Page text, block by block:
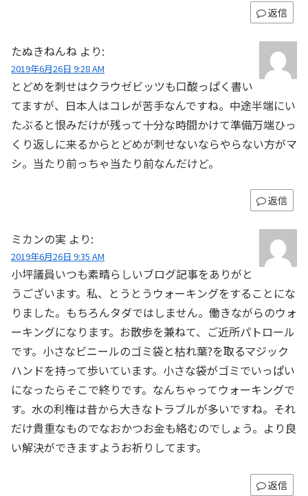
返信
たぬきねんね より:
2019年6月26日 9:28 AM
とどめを刺せはクラウゼビッツも口酸っぱく書い
てますが、日本人はコレが苦手なんですね。中途半端にい
たぶると恨みだけが残って十分な時間かけて準備万端ひっ
くり返しに来るからとどめが刺せないならやらない方がマ
シ。当たり前っちゃ当たり前なんだけど。
返信
ミカンの実 より:
2019年6月26日 9:35 AM
小坪議員いつも素晴らしいブログ記事をありがと
うございます。私、とうとうウォーキングをすることにな
りました。もちろんタダではしません。働きながらのウォ
ーキングになります。お散歩を兼ねて、ご近所パトロール
です。小さなビニールのゴミ袋と枯れ葉?を取るマジック
ハンドを持って歩いています。小さな袋がゴミでいっぱい
になったらそこで終りです。なんちゃってウォーキングで
す。水の利権は昔から大きなトラブルが多いですね。それ
だけ貴重なものでなおかつお金も絡むのでしょう。より良
い解決ができますようお祈りしてます。
返信